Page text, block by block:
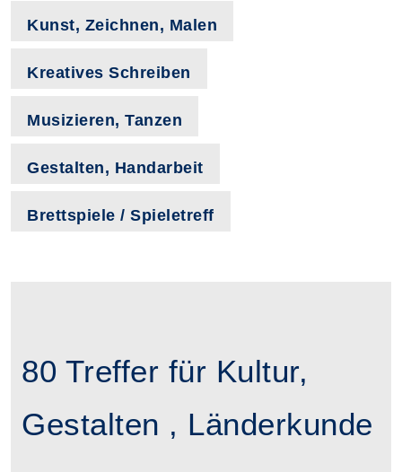
Kunst, Zeichnen, Malen
Kreatives Schreiben
Musizieren, Tanzen
Gestalten, Handarbeit
Brettspiele / Spieletreff
80 Treffer für Kultur,
Gestalten , Länderkunde